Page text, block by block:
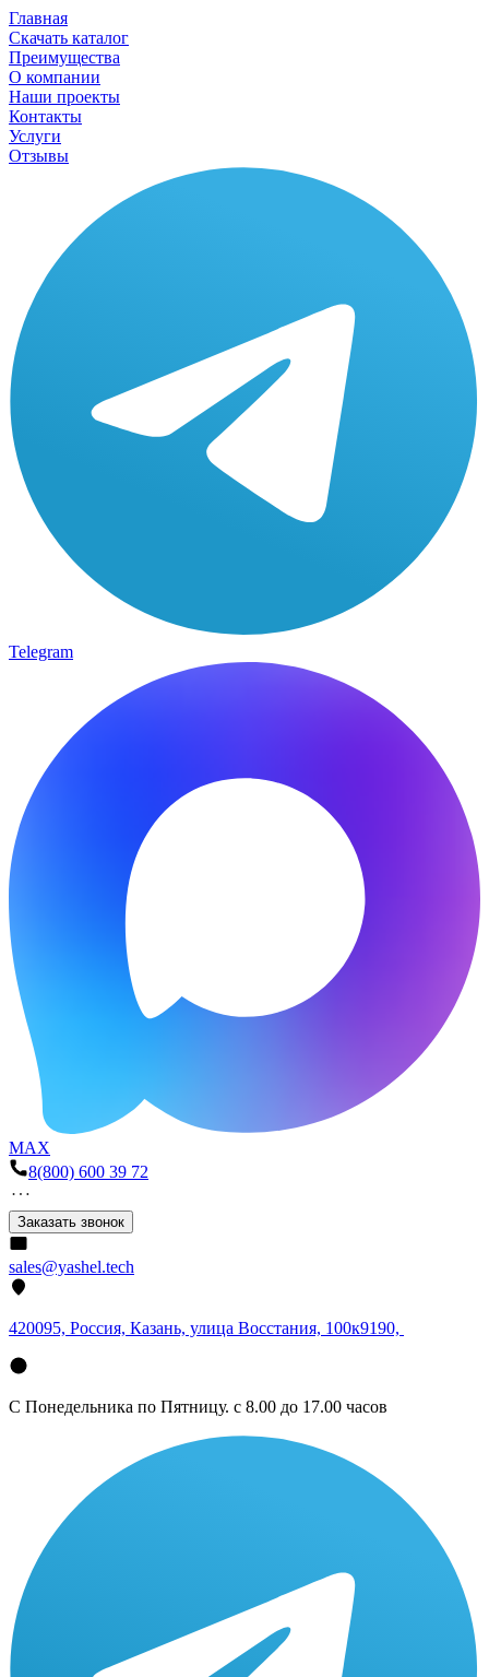
Главная
Скачать каталог
Преимущества
О компании
Наши проекты
Контакты
Услуги
Отзывы
Telegram
MAX
8(800) 600 39 72
Заказать звонок
sales@yashel.tech
420095, Россия, Казань, улица Восстания, 100к9190,
С Понедельника по Пятницу. с 8.00 до 17.00 часов